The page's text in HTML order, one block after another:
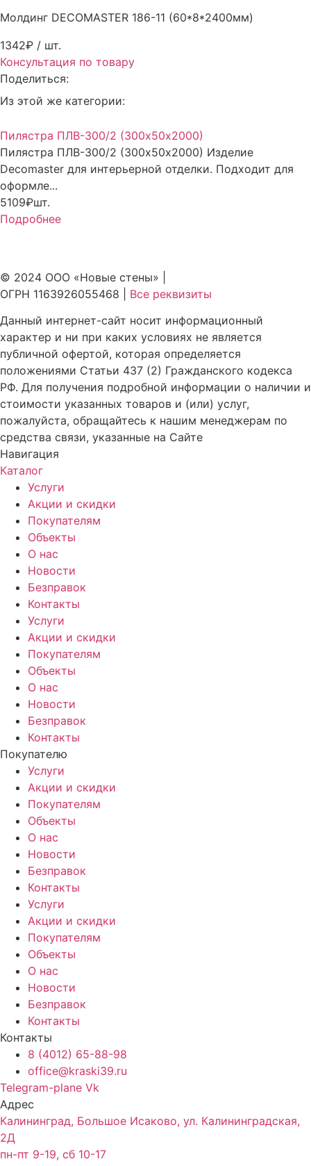
Молдинг DECOMASTER 186-11 (60*8*2400мм)
1342₽ / шт.
Консультация по товару
Поделиться:
Из этой же категории:
Пилястра ПЛВ-300/2 (300х50х2000)
Пилястра ПЛВ-300/2 (300х50х2000) Изделие
Decomaster для интерьерной отделки. Подходит для
оформле...
5109₽шт.
Подробнее
© 2024 ООО «Новые стены» |
ОГРН 1163926055468 | Все реквизиты
Данный интернет-сайт носит информационный
характер и ни при каких условиях не является
публичной офертой, которая определяется
положениями Статьи 437 (2) Гражданского кодекса
РФ. Для получения подробной информации о наличии и
стоимости указанных товаров и (или) услуг,
пожалуйста, обращайтесь к нашим менеджерам по
средства связи, указанные на Сайте
Навигация
Каталог
Услуги
Акции и скидки
Покупателям
Объекты
О нас
Новости
Безправок
Контакты
Услуги
Акции и скидки
Покупателям
Объекты
О нас
Новости
Безправок
Контакты
Покупателю
Услуги
Акции и скидки
Покупателям
Объекты
О нас
Новости
Безправок
Контакты
Услуги
Акции и скидки
Покупателям
Объекты
О нас
Новости
Безправок
Контакты
Контакты
8 (4012) 65-88-98
office@kraski39.ru
Telegram-plane Vk
Адрес
Калининград, Большое Исаково, ул. Калининградская,
2Д
пн-пт 9-19, сб 10-17